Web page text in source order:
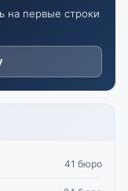
на первые строки
41 бюро